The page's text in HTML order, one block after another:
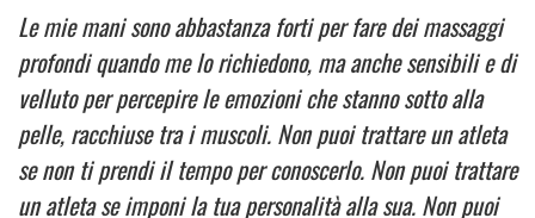
Le mie mani sono abbastanza forti per fare dei massaggi
profondi quando me lo richiedono, ma anche sensibili e di
velluto per percepire le emozioni che stanno sotto alla
pelle, racchiuse tra i muscoli. Non puoi trattare un atleta
se non ti prendi il tempo per conoscerlo. Non puoi trattare
un atleta se imponi la tua personalità alla sua. Non puoi